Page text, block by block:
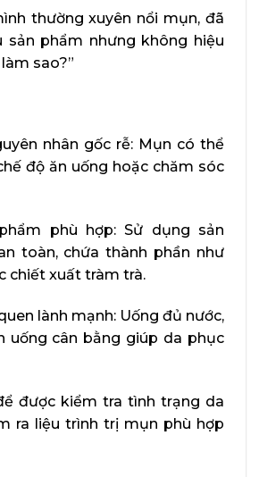
thường xuyên nổi mụn, đã
sản phẩm nhưng không hiệu
sao?”
nhân gốc rễ: Mụn có thể
độ ăn uống hoặc chăm sóc
phù hợp: Sử dụng sản
toàn, chứa thành phần như
chiết xuất tràm trà.
lành mạnh: Uống đủ nước,
uống cân bằng giúp da phục
được kiểm tra tình trạng da
ra liệu trình trị mụn phù hợp